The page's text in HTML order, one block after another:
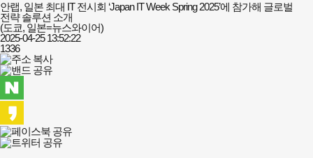
안랩, 일본 최대 IT 전시회 ‘Japan IT Week Spring 2025’에 참가해 글로벌
전략 솔루션 소개
(도쿄, 일본=뉴스와이어)
2025-04-25 13:52:22
1336